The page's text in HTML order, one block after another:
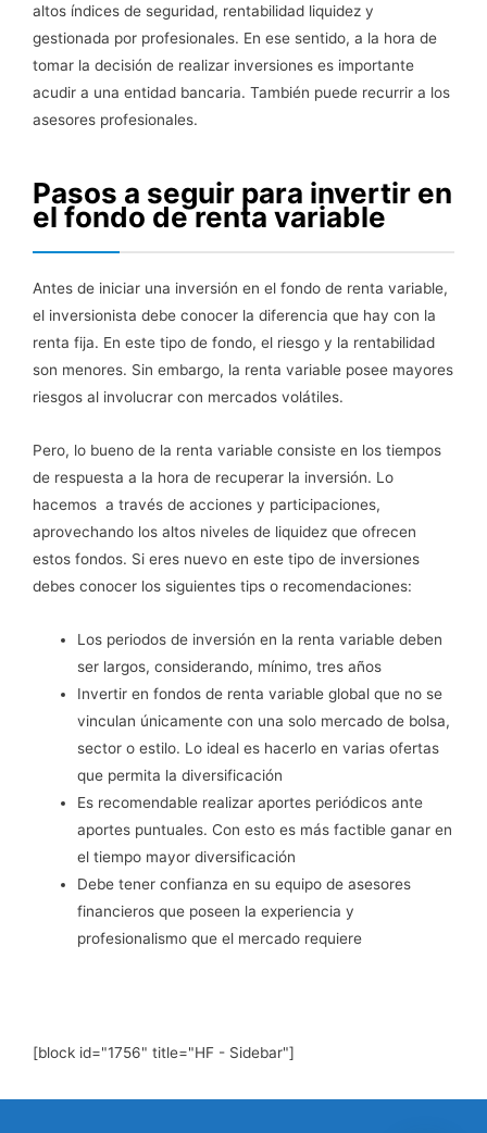
altos índices de seguridad, rentabilidad liquidez y
gestionada por profesionales. En ese sentido, a la hora de
tomar la decisión de realizar inversiones es importante
acudir a una entidad bancaria. También puede recurrir a los
asesores profesionales.
Pasos a seguir para invertir en
el fondo de renta variable
Antes de iniciar una inversión en el fondo de renta variable,
el inversionista debe conocer la diferencia que hay con la
renta fija. En este tipo de fondo, el riesgo y la rentabilidad
son menores. Sin embargo, la renta variable posee mayores
riesgos al involucrar con mercados volátiles.
Pero, lo bueno de la renta variable consiste en los tiempos
de respuesta a la hora de recuperar la inversión. Lo
hacemos a través de acciones y participaciones,
aprovechando los altos niveles de liquidez que ofrecen
estos fondos. Si eres nuevo en este tipo de inversiones
debes conocer los siguientes tips o recomendaciones:
Los periodos de inversión en la renta variable deben
ser largos, considerando, mínimo, tres años
Invertir en fondos de renta variable global que no se
vinculan únicamente con una solo mercado de bolsa,
sector o estilo. Lo ideal es hacerlo en varias ofertas
que permita la diversificación
Es recomendable realizar aportes periódicos ante
aportes puntuales. Con esto es más factible ganar en
el tiempo mayor diversificación
Debe tener confianza en su equipo de asesores
financieros que poseen la experiencia y
profesionalismo que el mercado requiere
[block id="1756" title="HF - Sidebar"]